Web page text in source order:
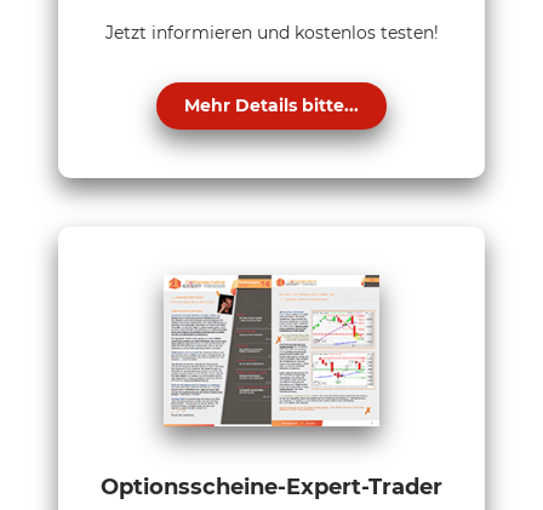
Jetzt informieren und kostenlos testen!
Mehr Details bitte...
Optionsscheine-Expert-Trader